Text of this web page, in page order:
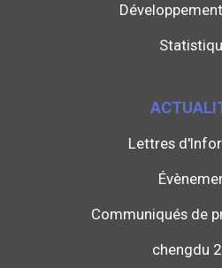
Lettres
Communiqués de
chengdu